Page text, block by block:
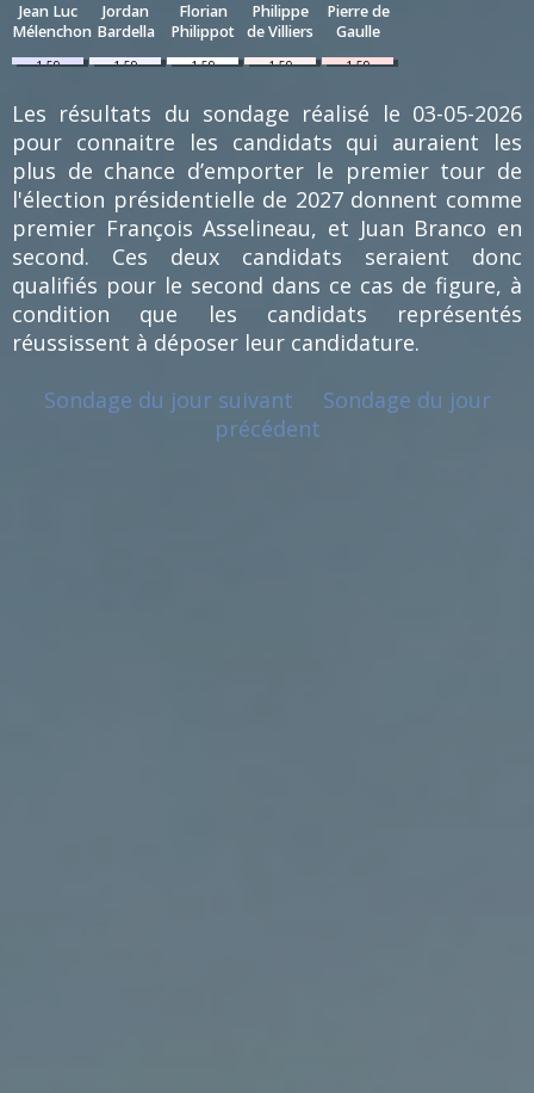
Jean Luc
Mélenchon
1.59
Jordan
Bardella
1.59
Florian
Philippot
1.59
Philippe
de Villiers
1.59
Pierre de
Gaulle
1.59
Les résultats du sondage réalisé le 03-05-2026
pour connaitre les candidats qui auraient les
plus de chance d’emporter le premier tour de
l'élection présidentielle de 2027 donnent comme
premier François Asselineau, et Juan Branco en
second. Ces deux candidats seraient donc
qualifiés pour le second dans ce cas de figure, à
condition que les candidats représentés
réussissent à déposer leur candidature.
Sondage du jour suivant
Sondage du jour
précédent